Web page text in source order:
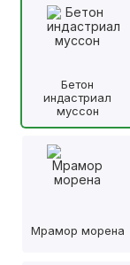
Бетон
индастриал
муссон
Мрамор морена